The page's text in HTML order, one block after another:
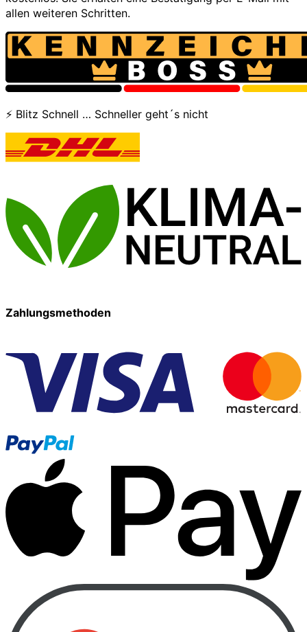
allen weiteren Schritten.
⚡ Blitz Schnell … Schneller geht´s nicht
Zahlungsmethoden